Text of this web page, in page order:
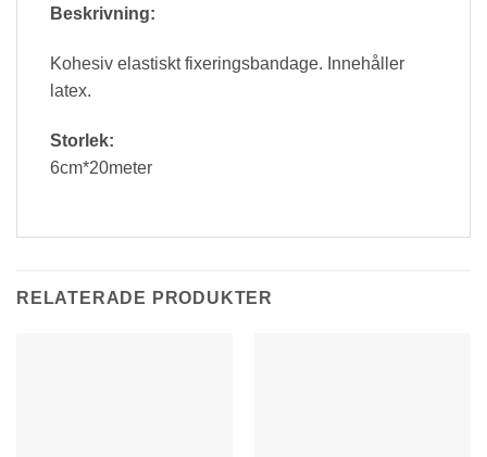
Beskrivning:
Kohesiv elastiskt fixeringsbandage. Innehåller
latex.
Storlek:
6cm*20meter
RELATERADE PRODUKTER